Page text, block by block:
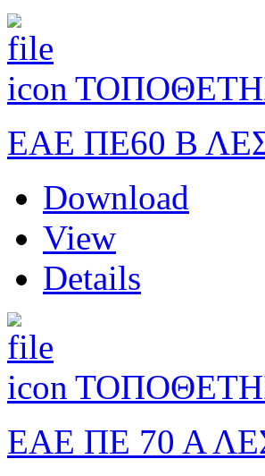
ΕΑΕ ΠΕ60 Β
Download
View
Details
ΕΑΕ ΠΕ 70 Α